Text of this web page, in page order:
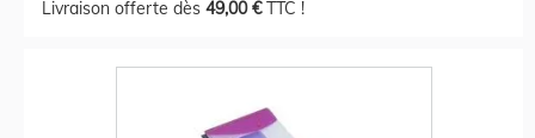
Livraison offerte dès 49,00 €TTC !